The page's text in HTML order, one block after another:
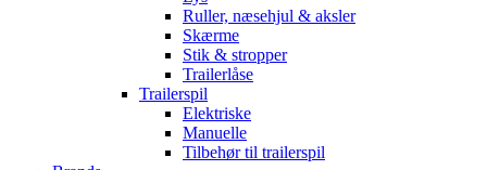
Ruller, næsehjul & aksler
Skærme
Stik & stropper
Trailerlåse
Trailerspil
Elektriske
Manuelle
Tilbehør til trailerspil